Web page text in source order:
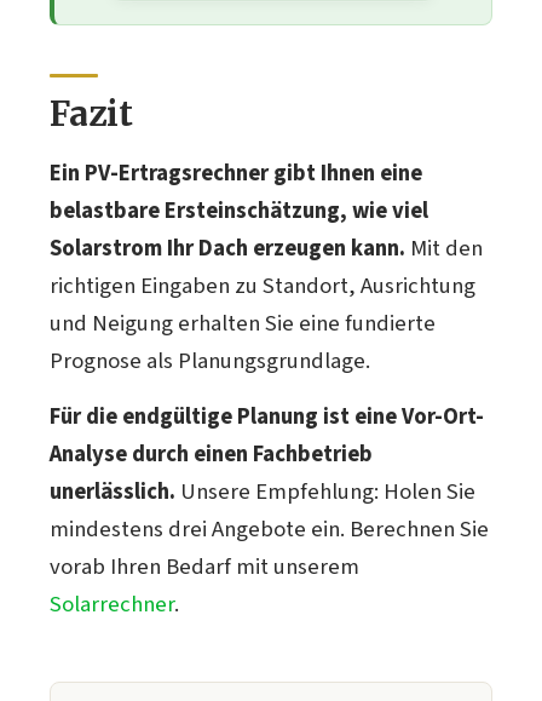
Fazit
Ein PV-Ertragsrechner gibt Ihnen eine
belastbare Ersteinschätzung, wie viel
Solarstrom Ihr Dach erzeugen kann. Mit den
richtigen Eingaben zu Standort, Ausrichtung
und Neigung erhalten Sie eine fundierte
Prognose als Planungsgrundlage.
Für die endgültige Planung ist eine Vor-Ort-
Analyse durch einen Fachbetrieb
unerlässlich. Unsere Empfehlung: Holen Sie
mindestens drei Angebote ein. Berechnen Sie
vorab Ihren Bedarf mit unserem
Solarrechner.